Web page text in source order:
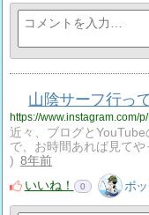
山陰サーフ行っ
https://www.instagram.com/
近々、ブログと
で、お時間あれば見て
) 8年前
いいね！
0 ボ